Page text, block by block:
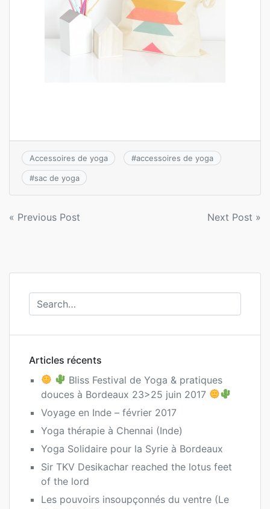
Accessoires de yoga #accessoires de yoga
#sac de yoga
Navigation
« Previous Post Next Post »
Articles récents
Bliss Festival de Yoga & pratiques
douces à Bordeaux 23>25 juin 2017
Voyage en Inde – février 2017
Yoga thérapie à Chennai (Inde)
Yoga Solidaire pour la Syrie à Bordeaux
Sir TKV Desikachar reached the lotus feet
of the lord
Les pouvoirs insoupçonnés du ventre (Le